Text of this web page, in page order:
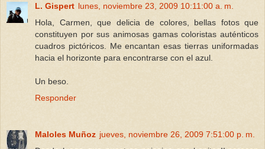
L. Gispert lunes, noviembre 23, 2009 10:11:00 a. m.
Hola, Carmen, que delicia de colores, bellas fotos que
constituyen por sus animosas gamas coloristas auténticos
cuadros pictóricos. Me encantan esas tierras uniformadas
hacia el horizonte para encontrarse con el azul.
Un beso.
Responder
Maloles Muñoz jueves, noviembre 26, 2009 7:51:00 p. m.